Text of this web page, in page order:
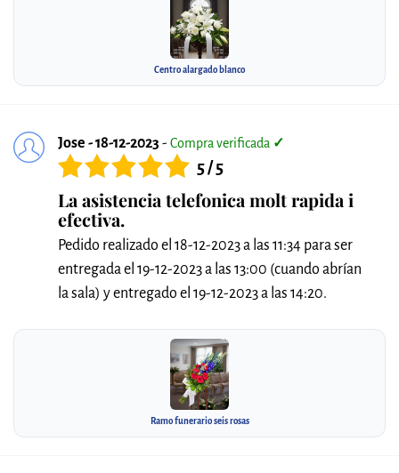
Centro alargado blanco
Jose - 18-12-2023 - Compra verificada ✓
5 / 5
La asistencia telefonica molt rapida i
efectiva.
Pedido realizado el 18-12-2023 a las 11:34 para ser
entregada el 19-12-2023 a las 13:00 (cuando abrían
la sala) y entregado el 19-12-2023 a las 14:20.
Ramo funerario seis rosas